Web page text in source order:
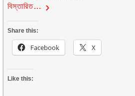
বিস্তারিত…
Share this:
Facebook X
Like this: